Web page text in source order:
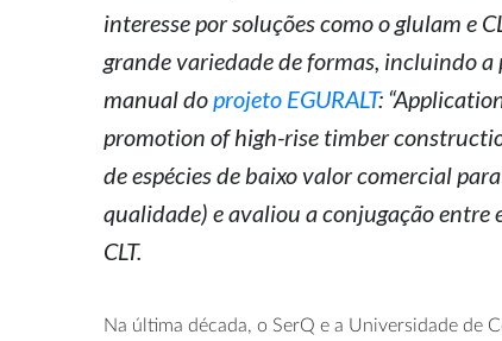
interesse por soluções como o glulam e
grande variedade de formas, incluindo
manual do projeto EGURALT:
promotion of high-rise timber
de espécies de baixo valor comercial
qualidade) e avaliou a conjugação entre
CLT.
Na última década, o SerQ e a Universidade de